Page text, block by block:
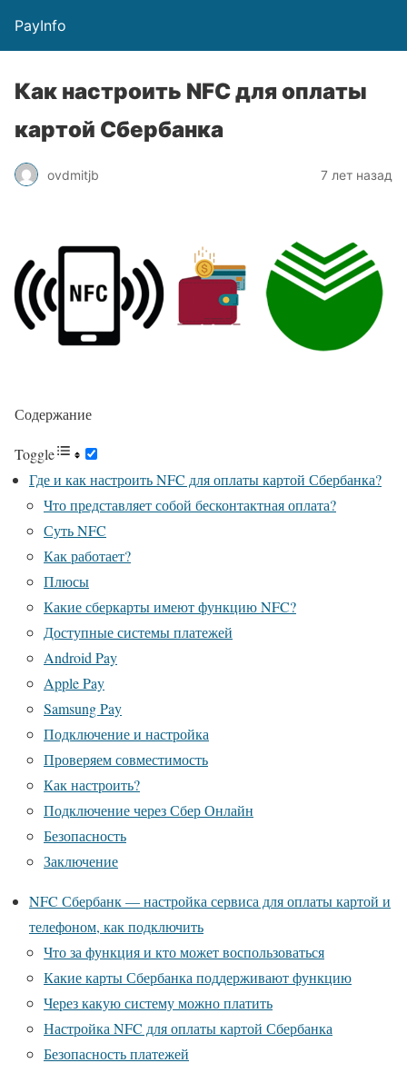
PayInfo
Как настроить NFC для оплаты
картой Сбербанка
ovdmitjb 7 лет назад
Содержание
Toggle
Где и как настроить NFC для оплаты картой Сбербанка?
Что представляет собой бесконтактная оплата?
Суть NFC
Как работает?
Плюсы
Какие сберкарты имеют функцию NFC?
Доступные системы платежей
Android Pay
Apple Pay
Samsung Pay
Подключение и настройка
Проверяем совместимость
Как настроить?
Подключение через Сбер Онлайн
Безопасность
Заключение
NFC Сбербанк — настройка сервиса для оплаты картой и
телефоном, как подключить
Что за функция и кто может воспользоваться
Какие карты Сбербанка поддерживают функцию
Через какую систему можно платить
Настройка NFC для оплаты картой Сбербанка
Безопасность платежей